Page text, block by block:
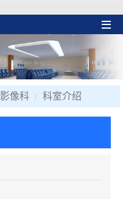
影像科 科室介绍